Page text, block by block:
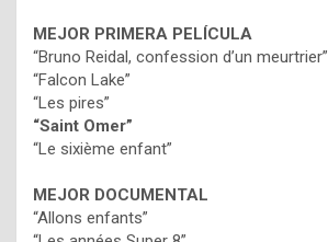
MEJOR PRIMERA PELÍCULA
“Bruno Reidal, confession d’un meurtrier”
“Falcon Lake”
“Les pires”
“Saint Omer”
“Le sixième enfant”
MEJOR DOCUMENTAL
“Allons enfants”